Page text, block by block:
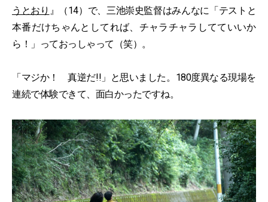
うとおり 』（14）で、三池崇史監督はみんなに「テストと
本番だけちゃんとしてれば、チャラチャラしてていいか
ら！」っておっしゃって（笑）。
「マジか！ 真逆だ!!」と思いました。180度異なる現場を
連続で体験できて、面白かったですね。